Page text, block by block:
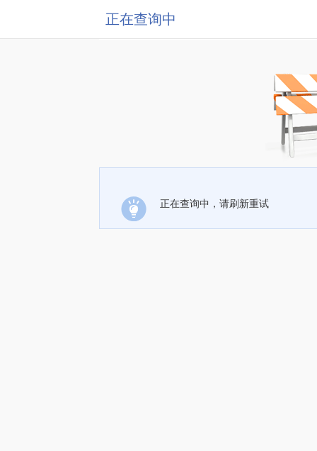
正在查询中
正在查询中，请刷新重试